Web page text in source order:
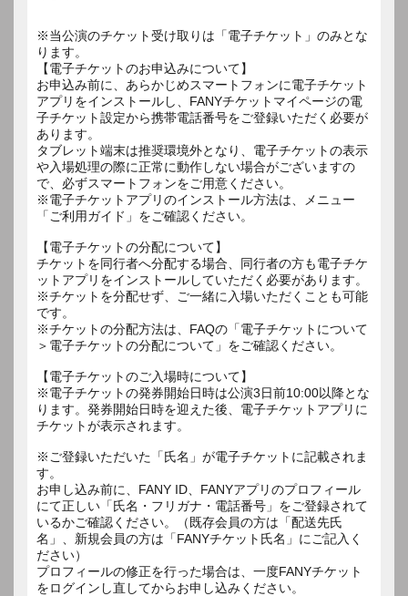
※当公演のチケット受け取りは「電子チケット」のみとな
ります。
【電子チケットのお申込みについて】
お申込み前に、あらかじめスマートフォンに電子チケット
アプリをインストールし、FANYチケットマイページの電
子チケット設定から携帯電話番号をご登録いただく必要が
あります。
タブレット端末は推奨環境外となり、電子チケットの表示
や入場処理の際に正常に動作しない場合がございますの
で、必ずスマートフォンをご用意ください。
※電子チケットアプリのインストール方法は、メニュー
「ご利用ガイド」をご確認ください。
【電子チケットの分配について】
チケットを同行者へ分配する場合、同行者の方も電子チケ
ットアプリをインストールしていただく必要があります。
※チケットを分配せず、ご一緒に入場いただくことも可能
です。
※チケットの分配方法は、FAQの「電子チケットについて
＞電子チケットの分配について」をご確認ください。
【電子チケットのご入場時について】
※電子チケットの発券開始日時は公演3日前10:00以降とな
ります。発券開始日時を迎えた後、電子チケットアプリに
チケットが表示されます。
※ご登録いただいた「氏名」が電子チケットに記載されま
す。
お申し込み前に、FANY ID、FANYアプリのプロフィール
にて正しい「氏名・フリガナ・電話番号」をご登録されて
いるかご確認ください。（既存会員の方は「配送先氏
名」、新規会員の方は「FANYチケット氏名」にご記入く
ださい）
プロフィールの修正を行った場合は、一度FANYチケット
をログインし直してからお申し込みください。